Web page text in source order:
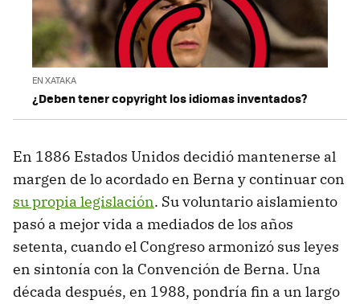
EN XATAKA
¿Deben tener copyright los idiomas inventados?
En 1886 Estados Unidos decidió mantenerse al
margen de lo acordado en Berna y continuar con
su propia legislación. Su voluntario aislamiento
pasó a mejor vida a mediados de los años
setenta, cuando el Congreso armonizó sus leyes
en sintonía con la Convención de Berna. Una
década después, en 1988, pondría fin a un largo